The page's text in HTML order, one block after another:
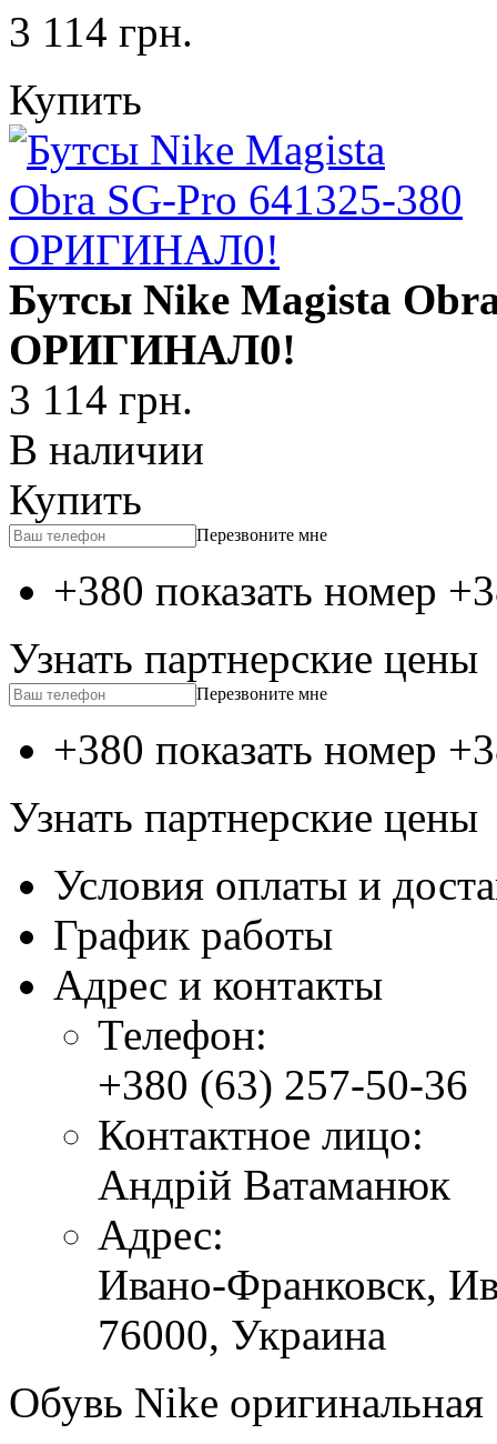
3 114 грн.
Купить
Бутсы Nike Magista
ОРИГИНАЛ0!
3 114 грн.
В наличии
Купить
Перезвоните мне
+380 показать номер
Узнать партнерские цены
Перезвоните мне
+380 показать номер
Узнать партнерские цены
Условия оплаты и
График работы
Адрес и контакты
Телефон:
+380 (63) 257-50-36
Контактное лицо:
Андрій Ватаманюк
Адрес:
Ивано-Франковск,
76000, Украина
Обувь Nike оригинальная